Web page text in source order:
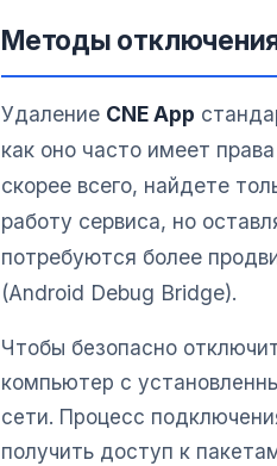
Методы
Удаление CNE App
как оно часто имеет
скорее всего, найдете
работу сервиса, но
потребуются более
(Android Debug Bridge).
Чтобы безопасно
компьютер с
сети. Процесс
получить доступ к